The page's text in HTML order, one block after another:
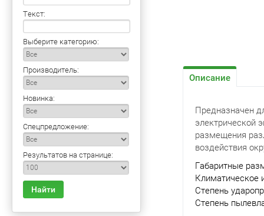
Текст:
Выберите категорию:
Производитель:
Новинка:
Спецпредложение:
Результатов на странице:
Найти
Описание
Предназначен
электрической
размещения
воздействия
Габаритные
Климатическое
Степень
Степень